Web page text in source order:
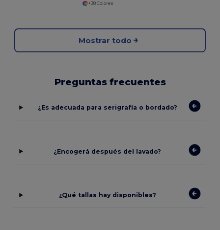
+38 Colores
Mostrar todo
Preguntas frecuentes
¿Es adecuada para serigrafía o bordado?
¿Encogerá después del lavado?
¿Qué tallas hay disponibles?